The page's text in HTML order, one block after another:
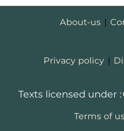
About-us |
Privacy policy |
Texts licensed under :
Terms of